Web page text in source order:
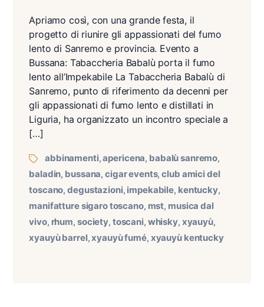
Apriamo così, con una grande festa, il
progetto di riunire gli appassionati del fumo
lento di Sanremo e provincia. Evento a
Bussana: Tabaccheria Babalù porta il fumo
lento all’Impekabile La Tabaccheria Babalù di
Sanremo, punto di riferimento da decenni per
gli appassionati di fumo lento e distillati in
Liguria, ha organizzato un incontro speciale a
[…]
abbinamenti,apericena, babalù sanremo,
baladin, bussana,cigar events,club amici del
toscano,degustazioni, impekabile, kentucky,
manifatture sigaro toscano, mst, musica dal
vivo, rhum, society, toscani, whisky, xyauyù,
xyauyù barrel,xyauyù fumé, xyauyù kentucky